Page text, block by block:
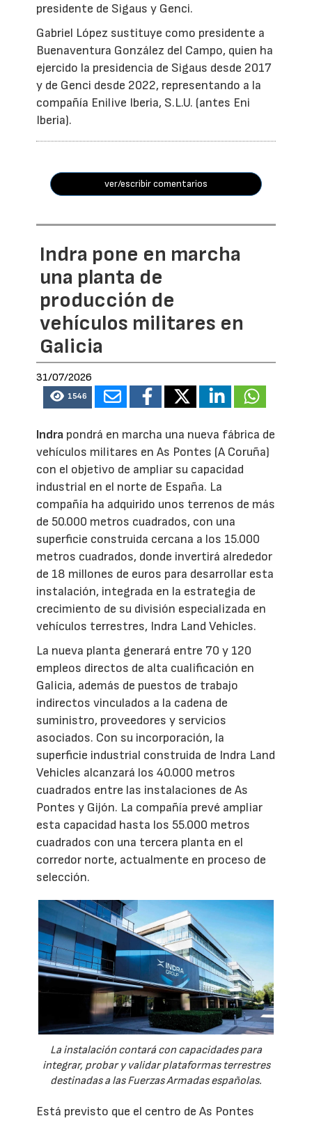
presidente de Sigaus y Genci.
Gabriel López sustituye como presidente a
Buenaventura González del Campo, quien ha
ejercido la presidencia de Sigaus desde 2017
y de Genci desde 2022, representando a la
compañía Enilive Iberia, S.L.U. (antes Eni
Iberia).
ver/escribir comentarios
Indra pone en marcha
una planta de
producción de
vehículos militares en
Galicia
31/07/2026
1546
Indra pondrá en marcha una nueva fábrica de
vehículos militares en As Pontes (A Coruña)
con el objetivo de ampliar su capacidad
industrial en el norte de España. La
compañía ha adquirido unos terrenos de más
de 50.000 metros cuadrados, con una
superficie construida cercana a los 15.000
metros cuadrados, donde invertirá alrededor
de 18 millones de euros para desarrollar esta
instalación, integrada en la estrategia de
crecimiento de su división especializada en
vehículos terrestres, Indra Land Vehicles.
La nueva planta generará entre 70 y 120
empleos directos de alta cualificación en
Galicia, además de puestos de trabajo
indirectos vinculados a la cadena de
suministro, proveedores y servicios
asociados. Con su incorporación, la
superficie industrial construida de Indra Land
Vehicles alcanzará los 40.000 metros
cuadrados entre las instalaciones de As
Pontes y Gijón. La compañía prevé ampliar
esta capacidad hasta los 55.000 metros
cuadrados con una tercera planta en el
corredor norte, actualmente en proceso de
selección.
La instalación contará con capacidades para
integrar, probar y validar plataformas terrestres
destinadas a las Fuerzas Armadas españolas.
Está previsto que el centro de As Pontes